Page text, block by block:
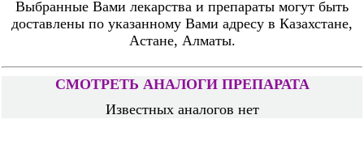
Выбранные Вами лекарства и препараты могут быть
доставлены по указанному Вами адресу в Казахстане,
Астане, Алматы.
СМОТРЕТЬ АНАЛОГИ ПРЕПАРАТА
Известных аналогов нет